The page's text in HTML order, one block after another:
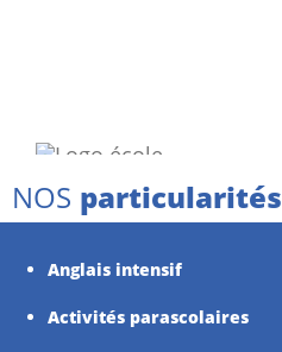
NOS particularités
Anglais intensif
Activités parascolaires